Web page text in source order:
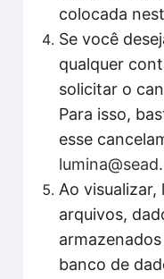
colocada
Se você
qualquer
solicitar o
Para isso,
esse
Ao
arquivos,
banco de